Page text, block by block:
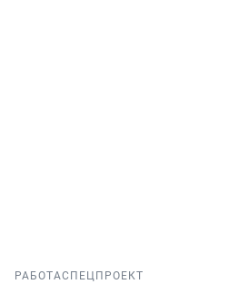
РАБОТАСПЕЦПРОЕКТ